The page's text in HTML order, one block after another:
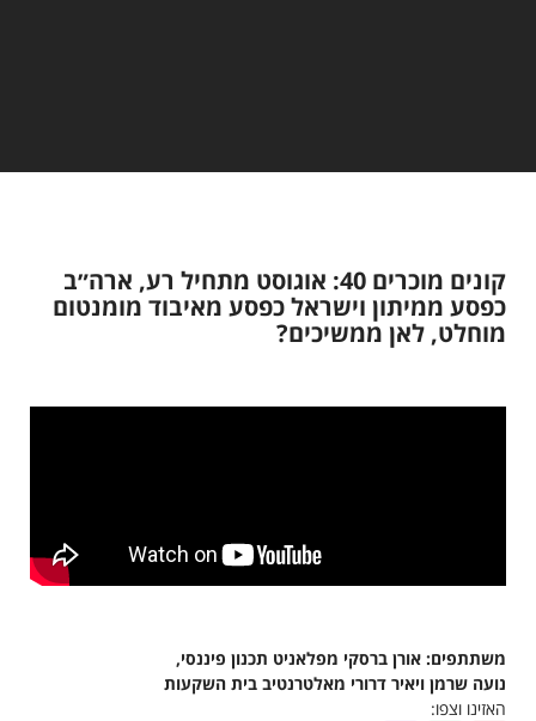
קונים מוכרים 40: אוגוסט מתחיל רע, ארה״ב
כפסע ממיתון וישראל כפסע מאיבוד מומנטום
מוחלט, לאן ממשיכים?
משתתפים: אורן ברסקי מפלאניט תכנון פיננסי,
נועה שרמן ויאיר דרורי מאלטרנטיב בית השקעות
האזינו וצפו: